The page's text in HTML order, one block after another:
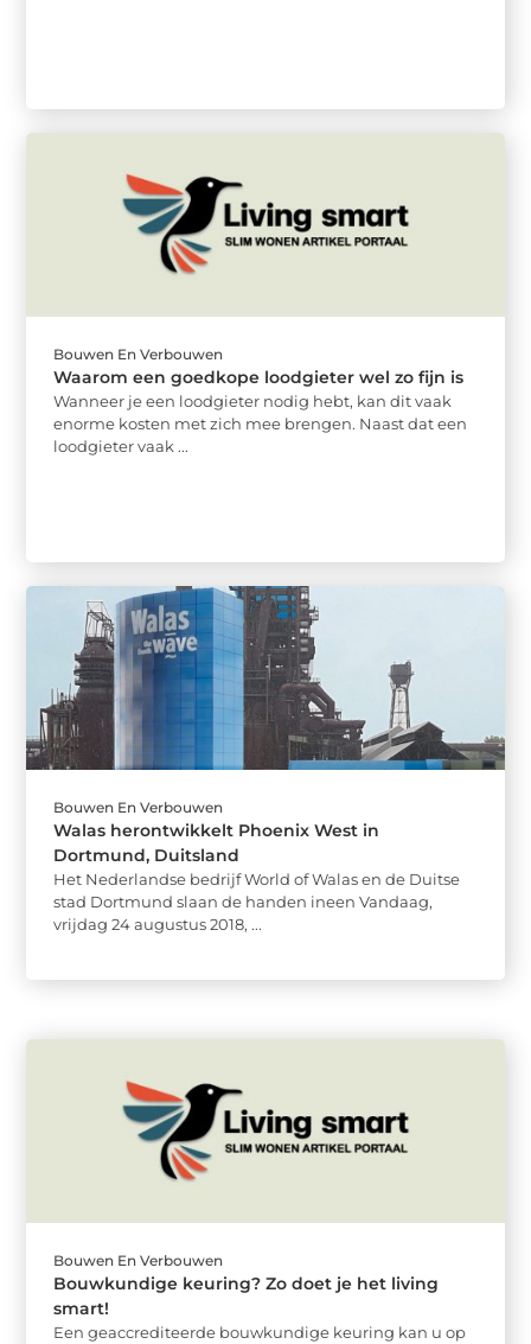
Bouwen En Verbouwen
Waarom een goedkope loodgieter wel zo fijn is
Wanneer je een loodgieter nodig hebt, kan dit vaak
enorme kosten met zich mee brengen. Naast dat een
loodgieter vaak ...
Bouwen En Verbouwen
Walas herontwikkelt Phoenix West in
Dortmund, Duitsland
Het Nederlandse bedrijf World of Walas en de Duitse
stad Dortmund slaan de handen ineen Vandaag,
vrijdag 24 augustus 2018, ...
Bouwen En Verbouwen
Bouwkundige keuring? Zo doet je het living
smart!
Een geaccrediteerde bouwkundige keuring kan u op